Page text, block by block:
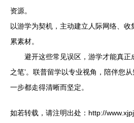
资源。
以游学为契机，主动建立人际网络、
累素材。
避开这些常见误区，游学才能真正
之笔’。联普留学以专业视角，陪伴您
一步都走得清晰而坚定。
如若转载，请注明出处：http://